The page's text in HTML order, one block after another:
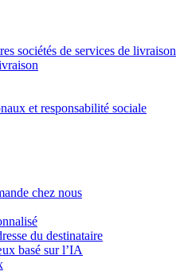
sociétés de services de livraison
et responsabilité sociale
chez nous
du destinataire
basé sur l’IA